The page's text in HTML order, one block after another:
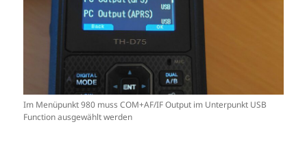
Im Menüpunkt 980 muss COM+AF/IF Output im Unterpunkt USB
Function ausgewählt werden